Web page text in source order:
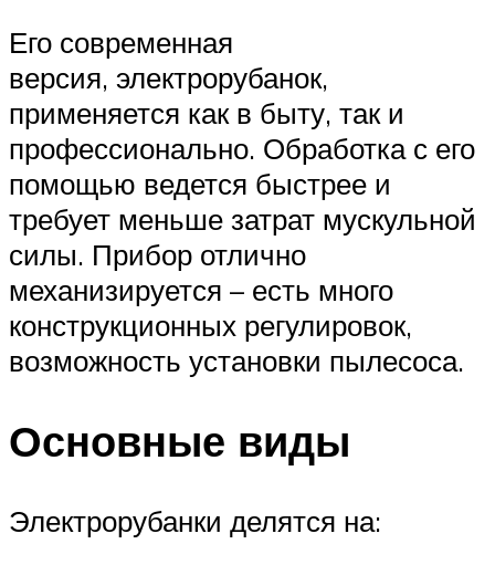
Его современная
версия, электрорубанок,
применяется как в быту, так и
профессионально. Обработка с его
помощью ведется быстрее и
требует меньше затрат мускульной
силы. Прибор отлично
механизируется – есть много
конструкционных регулировок,
возможность установки пылесоса.
Основные виды
Электрорубанки делятся на: